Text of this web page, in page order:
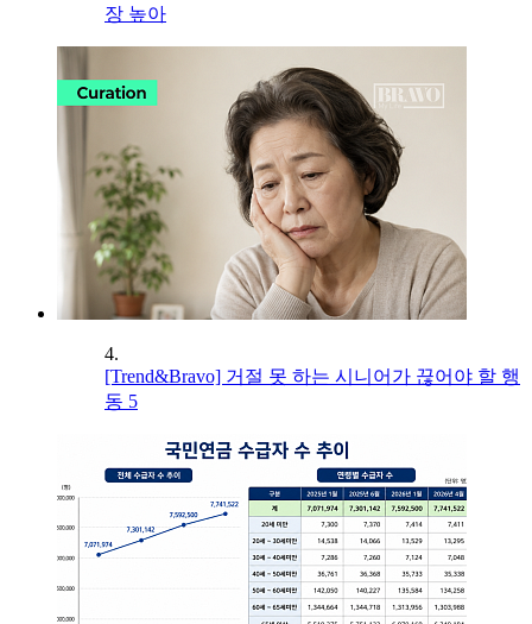
장 높아
4.
[Trend&Bravo] 거절 못 하는 시니어가 끊어야 할 행
동 5